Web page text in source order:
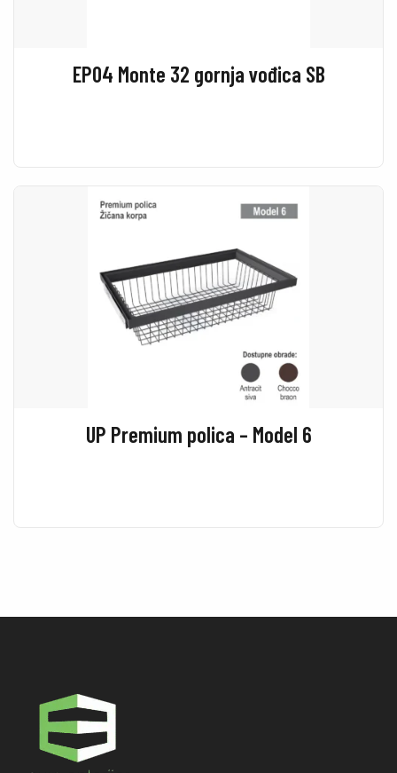
EP04 Monte 32 gornja vođica SB
UP Premium polica – Model 6